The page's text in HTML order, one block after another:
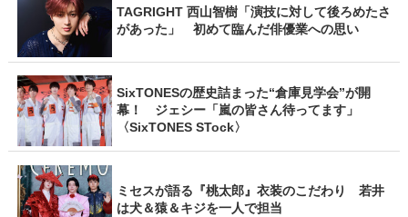
TAGRIGHT 西山智樹「演技に対して後ろめたさ
があった」 初めて臨んだ俳優業への思い
SixTONESの歴史詰まった“倉庫見学会”が開
幕！ ジェシー「嵐の皆さん待ってます」
〈SixTONES STock〉
ミセスが語る『桃太郎』衣装のこだわり 若井
は犬＆猿＆キジを一人で担当